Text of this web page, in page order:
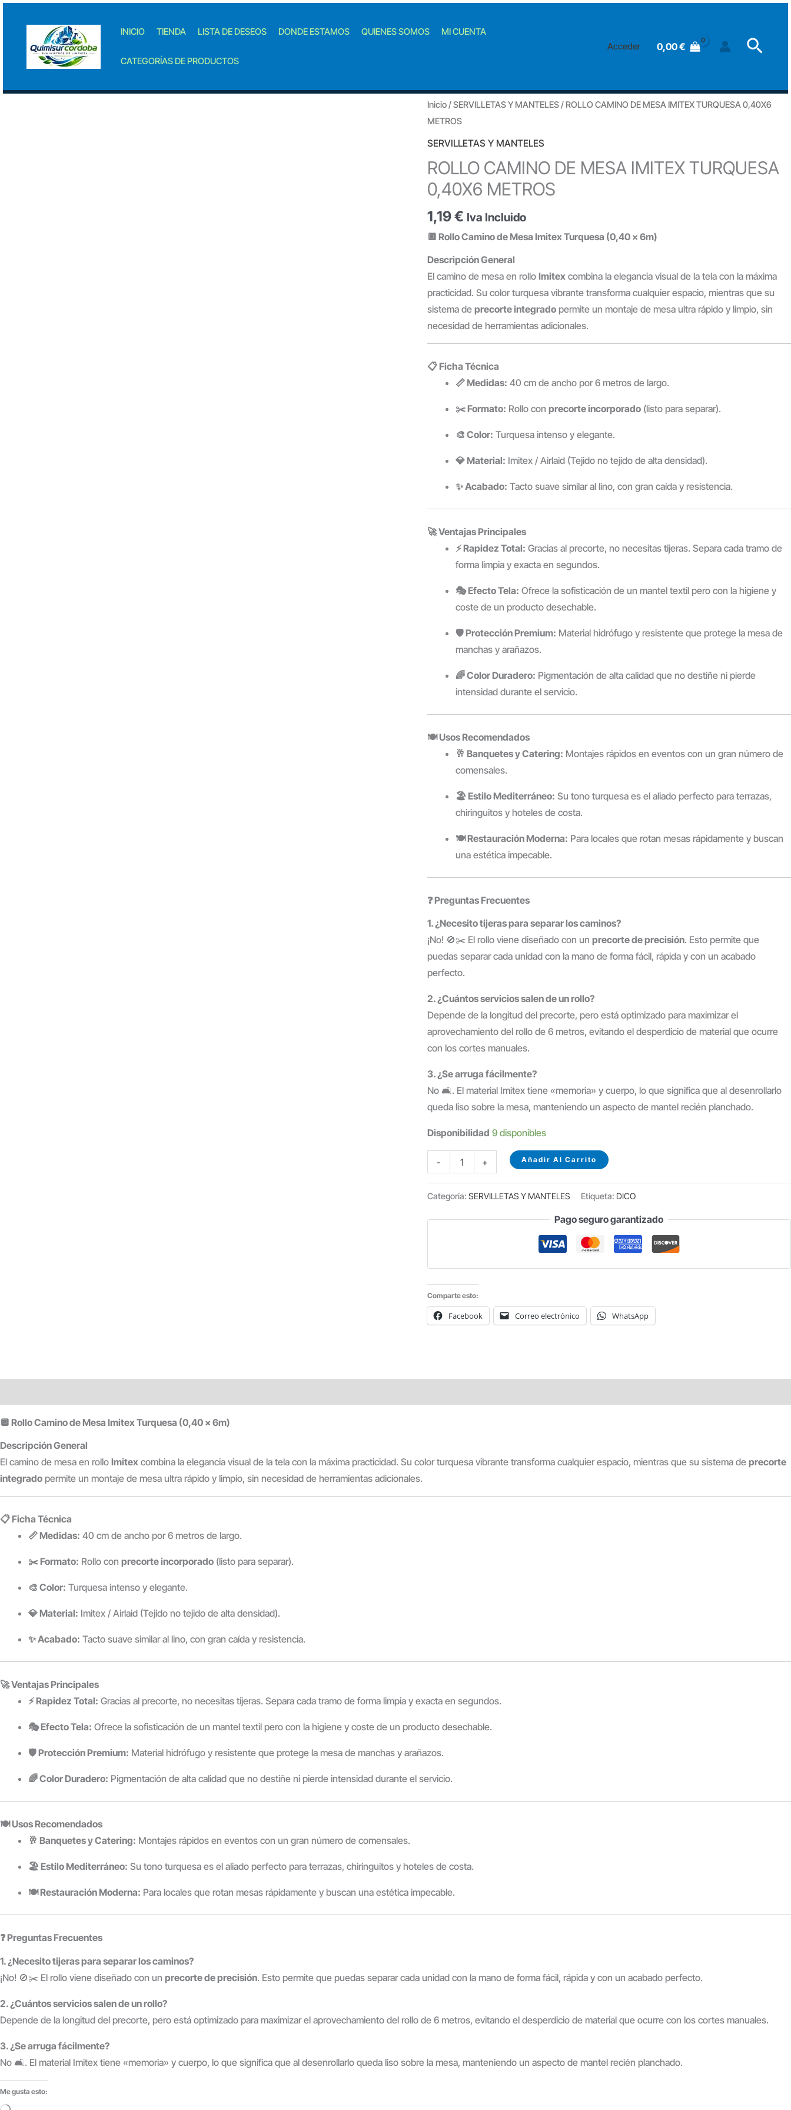
content
INICIO TIENDA LISTA DE DESEOS DONDE ESTAMOS QUIENES SOMOS MI CUENTA
CATEGORÍAS DE PRODUCTOS
Acceder 0,00€
Inicio/SERVILLETAS Y MANTELES/ ROLLO CAMINO DE MESA IMITEX TURQUESA 0,40X6
METROS
SERVILLETAS Y MANTELES
ROLLO CAMINO DE MESA IMITEX TURQUESA
0,40X6 METROS
1,19€ Iva Incluido
🔲 Rollo Camino de Mesa Imitex Turquesa (0,40 x 6m)
Descripción General
El camino de mesa en rollo Imitex combina la elegancia visual de la tela con la máxima
practicidad. Su color turquesa vibrante transforma cualquier espacio, mientras que su
sistema de precorte integradopermite un montaje de mesa ultra rápido y limpio, sin
necesidad de herramientas adicionales.
📋 Ficha Técnica
📏 Medidas: 40 cm de ancho por 6 metros de largo.
✂️ Formato: Rollo con precorte incorporado(listo para separar).
🎨 Color: Turquesa intenso y elegante.
💎 Material: Imitex / Airlaid (Tejido no tejido de alta densidad).
✨ Acabado: Tacto suave similar al lino, con gran caída y resistencia.
🚀 Ventajas Principales
⚡ Rapidez Total: Gracias al precorte, no necesitas tijeras. Separa cada tramo de
forma limpia y exacta en segundos.
🎭 Efecto Tela: Ofrece la sofisticación de un mantel textil pero con la higiene y
coste de un producto desechable.
🛡️ Protección Premium: Material hidrófugo y resistente que protege la mesa de
manchas y arañazos.
🌈 Color Duradero: Pigmentación de alta calidad que no destiñe ni pierde
intensidad durante el servicio.
🍽️ Usos Recomendados
🥂 Banquetes y Catering: Montajes rápidos en eventos con un gran número de
comensales.
🏖️ Estilo Mediterráneo: Su tono turquesa es el aliado perfecto para terrazas,
chiringuitos y hoteles de costa.
🍽️ Restauración Moderna: Para locales que rotan mesas rápidamente y buscan
una estética impecable.
❓ Preguntas Frecuentes
1. ¿Necesito tijeras para separar los caminos?
¡No! 🚫✂️ El rollo viene diseñado con un precorte de precisión. Esto permite que
puedas separar cada unidad con la mano de forma fácil, rápida y con un acabado
perfecto.
2. ¿Cuántos servicios salen de un rollo?
Depende de la longitud del precorte, pero está optimizado para maximizar el
aprovechamiento del rollo de 6 metros, evitando el desperdicio de material que ocurre
con los cortes manuales.
3. ¿Se arruga fácilmente?
No 🛋️. El material Imitex tiene «memoria» y cuerpo, lo que significa que al desenrollarlo
queda liso sobre la mesa, manteniendo un aspecto de mantel recién planchado.
Disponibilidad 9 disponibles
-
CAMINO
DE
IMITEX
+ Añadir Al Carrito
Categoría: SERVILLETAS Y MANTELES Etiqueta: DICO
Pago seguro garantizado
Comparte esto:
Facebook Correo electrónico WhatsApp
🔲 Rollo Camino de Mesa Imitex Turquesa (0,40 x 6m)
Descripción General
El camino de mesa en rollo Imitex combina la elegancia visual de la tela con la máxima practicidad. Su color turquesa vibrante transforma cualquier espacio, mientras que su sistema de precorte
integrado permite un montaje de mesa ultra rápido y limpio, sin necesidad de herramientas adicionales.
📋 Ficha Técnica
📏 Medidas: 40 cm de ancho por 6 metros de largo.
✂️ Formato: Rollo con precorte incorporado (listo para separar).
🎨 Color: Turquesa intenso y elegante.
💎 Material: Imitex / Airlaid (Tejido no tejido de alta densidad).
✨ Acabado: Tacto suave similar al lino, con gran caída y resistencia.
🚀 Ventajas Principales
⚡ Rapidez Total: Gracias al precorte, no necesitas tijeras. Separa cada tramo de forma limpia y exacta en segundos.
🎭 Efecto Tela: Ofrece la sofisticación de un mantel textil pero con la higiene y coste de un producto desechable.
🛡️ Protección Premium: Material hidrófugo y resistente que protege la mesa de manchas y arañazos.
🌈 Color Duradero: Pigmentación de alta calidad que no destiñe ni pierde intensidad durante el servicio.
🍽️ Usos Recomendados
🥂 Banquetes y Catering: Montajes rápidos en eventos con un gran número de comensales.
🏖️ Estilo Mediterráneo: Su tono turquesa es el aliado perfecto para terrazas, chiringuitos y hoteles de costa.
🍽️ Restauración Moderna: Para locales que rotan mesas rápidamente y buscan una estética impecable.
❓ Preguntas Frecuentes
1. ¿Necesito tijeras para separar los caminos?
¡No! 🚫✂️ El rollo viene diseñado con un precorte de precisión. Esto permite que puedas separar cada unidad con la mano de forma fácil, rápida y con un acabado perfecto.
2. ¿Cuántos servicios salen de un rollo?
Depende de la longitud del precorte, pero está optimizado para maximizar el aprovechamiento del rollo de 6 metros, evitando el desperdicio de material que ocurre con los cortes manuales.
3. ¿Se arruga fácilmente?
No 🛋️. El material Imitex tiene «memoria» y cuerpo, lo que significa que al desenrollarlo queda liso sobre la mesa, manteniendo un aspecto de mantel recién planchado.
Me gusta esto:
IMITEX
METROS
cantidad